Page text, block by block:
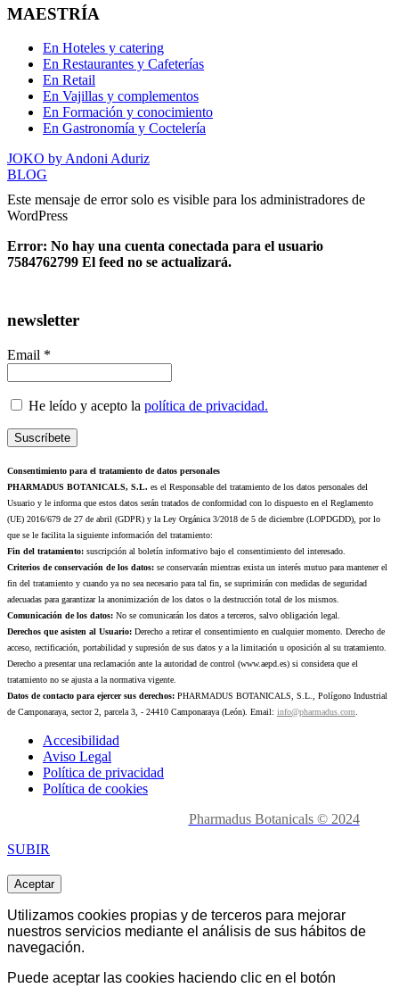
MAESTRÍA
En Hoteles y catering
En Restaurantes y Cafeterías
En Retail
En Vajillas y complementos
En Formación y conocimiento
En Gastronomía y Coctelería
JOKO by Andoni Aduriz
BLOG
Este mensaje de error solo es visible para los administradores de
WordPress
Error: No hay una cuenta conectada para el usuario
7584762799 El feed no se actualizará.
newsletter
Email *
He leído y acepto la política de privacidad.
Consentimiento para el tratamiento de datos personales
PHARMADUS BOTANICALS, S.L. es el Responsable del tratamiento de los datos personales del
Usuario y le informa que estos datos serán tratados de conformidad con lo dispuesto en el Reglamento
(UE) 2016/679 de 27 de abril (GDPR) y la Ley Orgánica 3/2018 de 5 de diciembre (LOPDGDD), por lo
que se le facilita la siguiente información del tratamiento:
Fin del tratamiento: suscripción al boletín informativo bajo el consentimiento del interesado.
Criterios de conservación de los datos: se conservarán mientras exista un interés mutuo para mantener el
fin del tratamiento y cuando ya no sea necesario para tal fin, se suprimirán con medidas de seguridad
adecuadas para garantizar la anonimización de los datos o la destrucción total de los mismos.
Comunicación de los datos: No se comunicarán los datos a terceros, salvo obligación legal.
Derechos que asisten al Usuario: Derecho a retirar el consentimiento en cualquier momento. Derecho de
acceso, rectificación, portabilidad y supresión de sus datos y a la limitación u oposición al su tratamiento.
Derecho a presentar una reclamación ante la autoridad de control (www.aepd.es) si considera que el
tratamiento no se ajusta a la normativa vigente.
Datos de contacto para ejercer sus derechos: PHARMADUS BOTANICALS, S.L., Polígono Industrial
de Camponaraya, sector 2, parcela 3, - 24410 Camponaraya (León). Email: info@pharmadus.com
Accesibilidad
Aviso Legal
Política de privacidad
Política de cookies
Pharmadus Botanicals © 2024
SUBIR
Aceptar
Utilizamos cookies propias y de terceros para mejorar
nuestros servicios mediante el análisis de sus hábitos de
navegación.
Puede aceptar las cookies haciendo clic en el botón